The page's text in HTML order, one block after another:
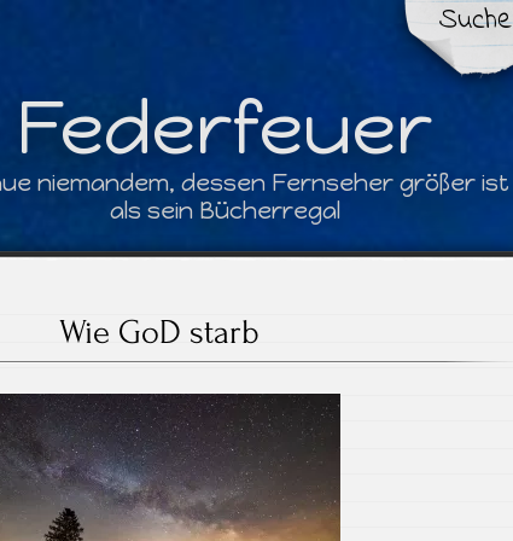
Suche
Federfeuer
niemandem, dessen Fernseher größer ist
als sein Bücherregal
Wie GoD starb